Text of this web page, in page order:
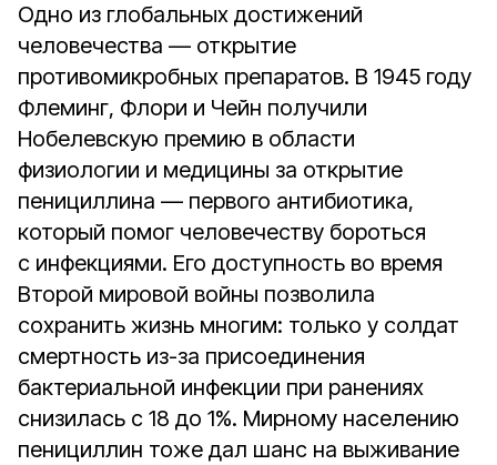
Одно из глобальных достижений
человечества — открытие
противомикробных препаратов. В 1945 году
Флеминг, Флори и Чейн получили
Нобелевскую премию в области
физиологии и медицины за открытие
пенициллина — первого антибиотика,
который помог человечеству бороться
с инфекциями. Его доступность во время
Второй мировой войны позволила
сохранить жизнь многим: только у солдат
смертность из-за присоединения
бактериальной инфекции при ранениях
снизилась с 18 до 1%. Мирному населению
пенициллин тоже дал шанс на выживание